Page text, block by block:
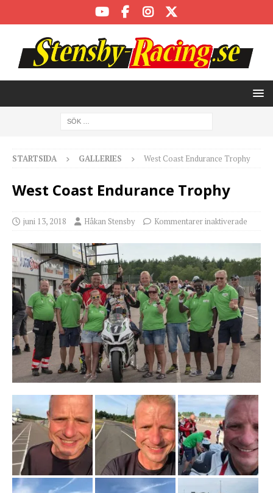
STARTSIDA GALLERIES West Coast Endurance Trophy
West Coast Endurance Trophy
juni 13, 2018 Håkan Stensby Kommentarer inaktiverade